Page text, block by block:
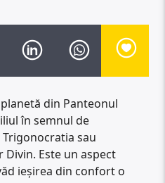
din Panteonul
în semnul de
sau
Este un aspect
ieșirea din confort o